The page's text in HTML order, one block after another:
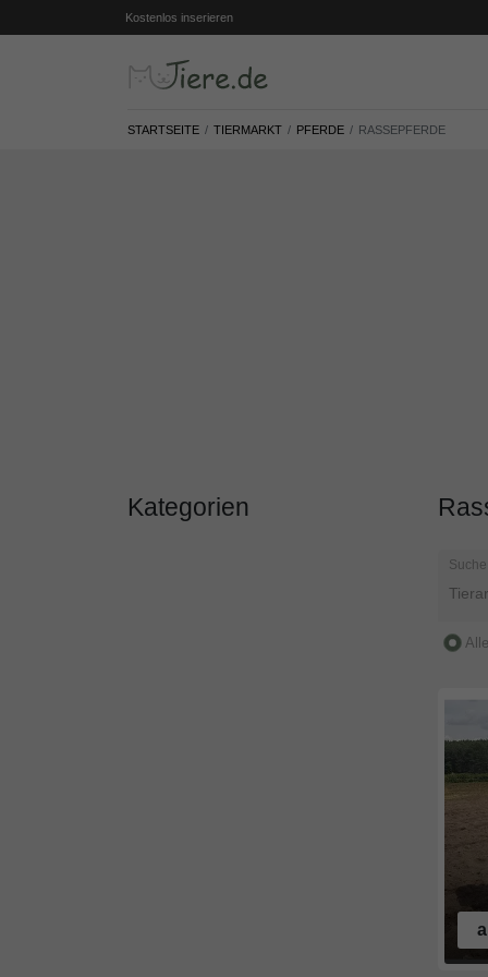
Kostenlos inserieren
STARTSEITE TIERMARKT PFERDE RASSEPFERDE
Kategorien